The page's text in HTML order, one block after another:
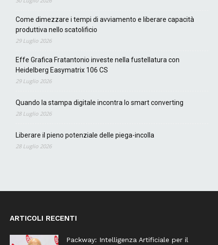
Come dimezzare i tempi di avviamento e liberare capacità
produttiva nello scatolificio
29 Luglio 2026
Effe Grafica Fratantonio investe nella fustellatura con
Heidelberg Easymatrix 106 CS
29 Luglio 2026
Quando la stampa digitale incontra lo smart converting
28 Luglio 2026
Liberare il pieno potenziale delle piega-incolla
28 Luglio 2026
ARTICOLI RECENTI
Packway: Intelligenza Artificiale per il